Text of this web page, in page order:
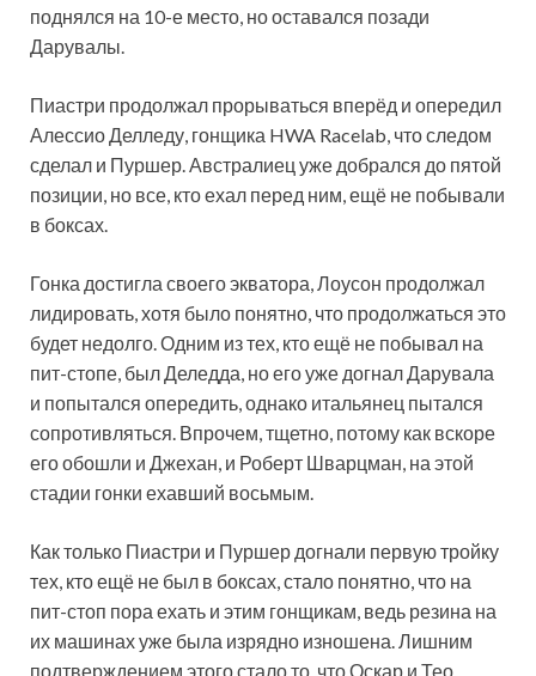
поднялся на 10-е место, но оставался позади
Дарувалы.
Пиастри продолжал прорываться вперёд и опередил
Алессио Делледу, гонщика HWA Racelab, что следом
сделал и Пуршер. Австралиец уже добрался до пятой
позиции, но все, кто ехал перед ним, ещё не побывали
в боксах.
Гонка достигла своего экватора, Лоусон продолжал
лидировать, хотя было понятно, что продолжаться это
будет недолго. Одним из тех, кто ещё не побывал на
пит-стопе, был Деледда, но его уже догнал Дарувала
и попытался опередить, однако итальянец пытался
сопротивляться. Впрочем, тщетно, потому как вскоре
его обошли и Джехан, и Роберт Шварцман, на этой
стадии гонки ехавший восьмым.
Как только Пиастри и Пуршер догнали первую тройку
тех, кто ещё не был в боксах, стало понятно, что на
пит-стоп пора ехать и этим гонщикам, ведь резина на
их машинах уже была изрядно изношена. Лишним
подтверждением этого стало то, что Оскар и Тео